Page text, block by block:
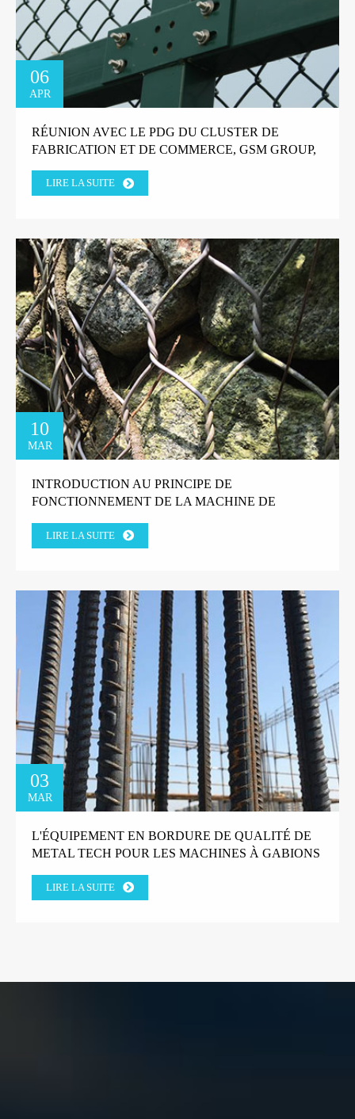
06
APR
RÉUNION AVEC LE PDG DU CLUSTER DE
FABRICATION ET DE COMMERCE, GSM GROUP,
LIRE LA SUITE
10
MAR
INTRODUCTION AU PRINCIPE DE
FONCTIONNEMENT DE LA MACHINE DE
LIRE LA SUITE
03
MAR
L'ÉQUIPEMENT EN BORDURE DE QUALITÉ DE
METAL TECH POUR LES MACHINES À GABIONS
GRECQUE.
LIRE LA SUITE